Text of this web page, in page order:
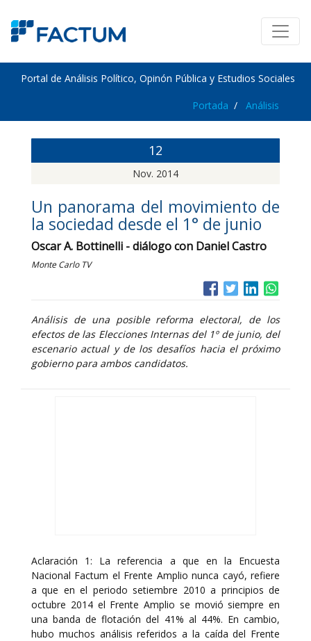
Portal de Análisis Político, Opinón Pública y Estudios Sociales
Portada Análisis
12
Nov. 2014
Un panorama del movimiento de
la sociedad desde el 1° de junio
Oscar A. Bottinelli - diálogo con Daniel Castro
Monte Carlo TV
Análisis de una posible reforma electoral, de los
efectos de las Elecciones Internas del 1º de junio, del
escenario actual y de los desafíos hacia el próximo
gobierno para ambos candidatos.
Aclaración 1: La referencia a que en la Encuesta
Nacional Factum el Frente Amplio nunca cayó, refiere
a que en el periodo setiembre 2010 a principios de
octubre 2014 el Frente Amplio se movió siempre en
una banda de flotación del 41% al 44%. En cambio,
hubo muchos análisis referidos a la caída del Frente